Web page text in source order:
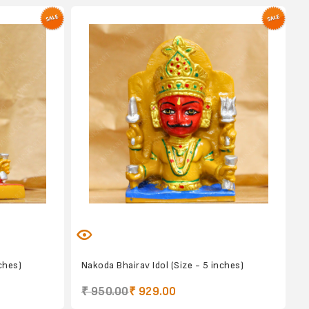
Nakoda Bhairav Idol (Size - 5 inches)
₹ 950.00₹ 929.00